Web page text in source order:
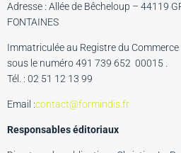
Adresse : Allée de Bêcheloup – 44119
FONTAINES
Immatriculée au Registre du Commerce
sous le numéro 491 739 652 00015 .
Tél. : 02 51 12 13 99
Email :contact@formindis.fr
Responsables éditoriaux